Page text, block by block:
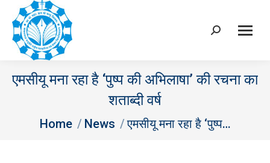
Search:
एमसीयू मना रहा है ‘पुष्प की अभिलाषा’ की रचना का
शताब्दी वर्ष
You are here:
Home News एमसीयू मना रहा है ‘पुष्प…